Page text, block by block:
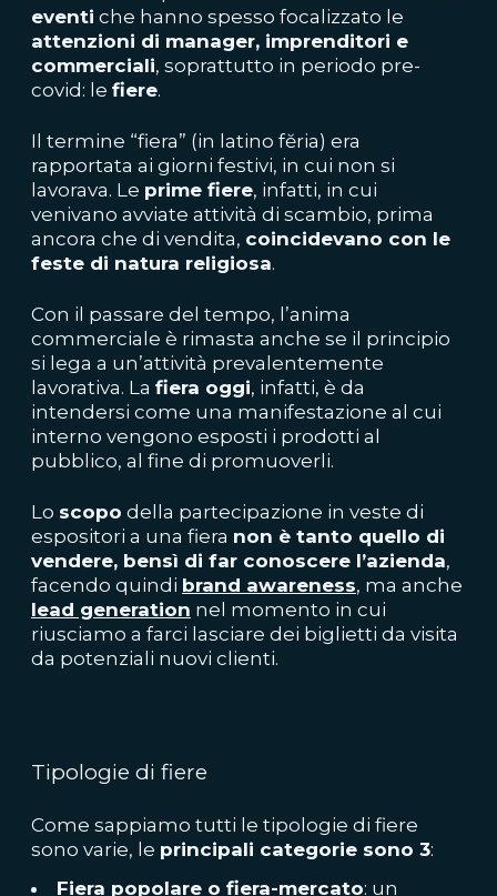
eventi che hanno spesso focalizzato le
attenzioni di manager, imprenditori e
commerciali, soprattutto in periodo pre-
covid: le fiere.
Il termine “fiera” (in latino fĕria) era
rapportata ai giorni festivi, in cui non si
lavorava. Le prime fiere, infatti, in cui
venivano avviate attività di scambio, prima
ancora che di vendita, coincidevano con le
feste di natura religiosa.
Con il passare del tempo, l’anima
commerciale è rimasta anche se il principio
si lega a un’attività prevalentemente
lavorativa. La fiera oggi, infatti, è da
intendersi come una manifestazione al cui
interno vengono esposti i prodotti al
pubblico, al fine di promuoverli.
Lo scopo della partecipazione in veste di
espositori a una fiera non è tanto quello di
vendere, bensì di far conoscere l’azienda,
facendo quindi brand awareness, ma anche
lead generation nel momento in cui
riusciamo a farci lasciare dei biglietti da visita
da potenziali nuovi clienti.
Tipologie di fiere
Come sappiamo tutti le tipologie di fiere
sono varie, le principali categorie sono 3:
Fiera popolare o fiera-mercato: un